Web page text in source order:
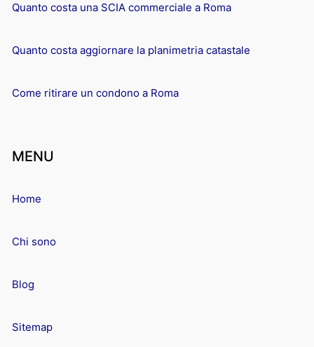
Quanto costa una SCIA commerciale a Roma
Quanto costa aggiornare la planimetria catastale
Come ritirare un condono a Roma
MENU
Home
Chi sono
Blog
Sitemap